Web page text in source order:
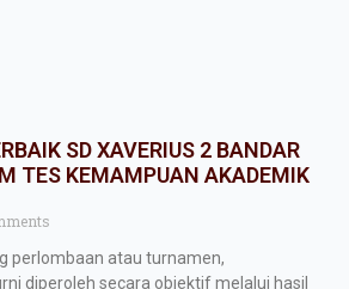
SD XAVERIUS 2 BANDAR
TES KEMAMPUAN AKADEMIK
perlombaan atau turnamen,
diperoleh secara objektif melalui hasil